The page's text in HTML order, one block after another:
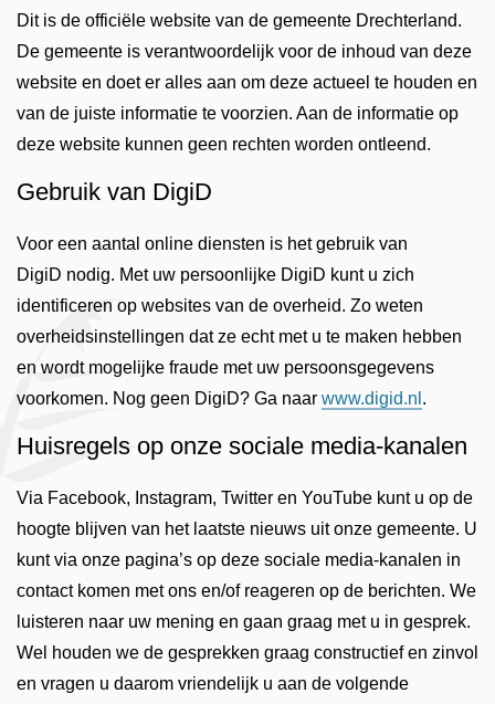
Dit is de officiële website van de gemeente Drechterland.
De gemeente is verantwoordelijk voor de inhoud van deze
website en doet er alles aan om deze actueel te houden en
van de juiste informatie te voorzien. Aan de informatie op
deze website kunnen geen rechten worden ontleend.
Gebruik van DigiD
Voor een aantal online diensten is het gebruik van
DigiD nodig. Met uw persoonlijke DigiD kunt u zich
identificeren op websites van de overheid. Zo weten
overheidsinstellingen dat ze echt met u te maken hebben
en wordt mogelijke fraude met uw persoonsgegevens
voorkomen. Nog geen DigiD? Ga naar www.digid.nl .
Huisregels op onze sociale media-kanalen
Via Facebook, Instagram, Twitter en YouTube kunt u op de
hoogte blijven van het laatste nieuws uit onze gemeente. U
kunt via onze pagina’s op deze sociale media-kanalen in
contact komen met ons en/of reageren op de berichten. We
luisteren naar uw mening en gaan graag met u in gesprek.
Wel houden we de gesprekken graag constructief en zinvol
en vragen u daarom vriendelijk u aan de volgende